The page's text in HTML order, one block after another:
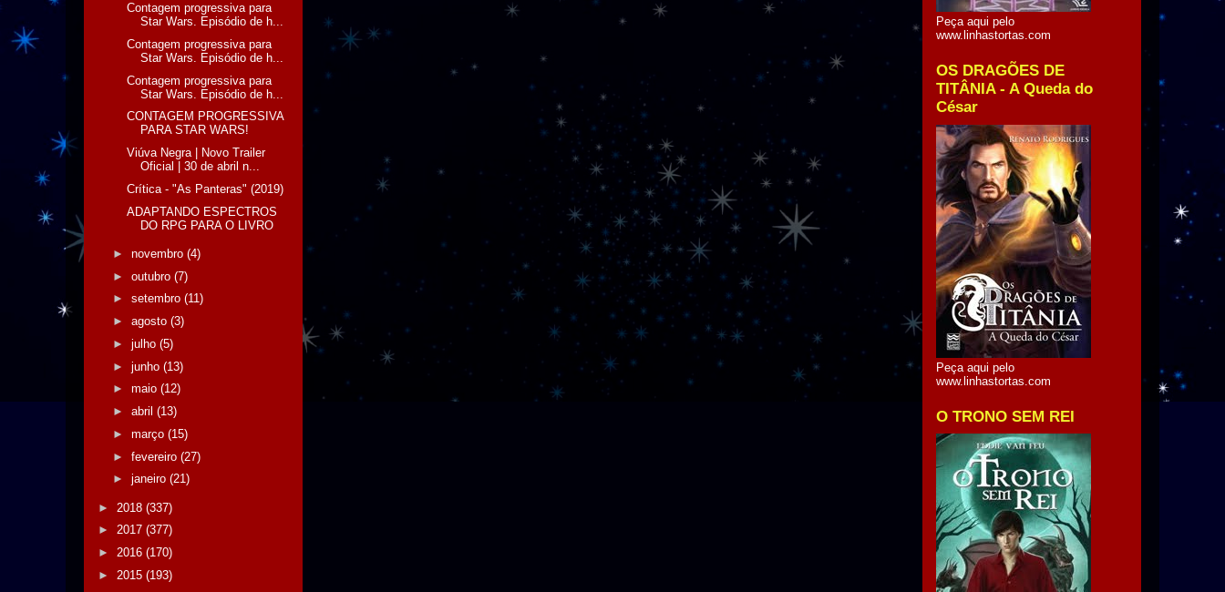
Contagem progressiva para
Star Wars. Episódio de h...
Contagem progressiva para
Star Wars. Episódio de h...
Contagem progressiva para
Star Wars. Episódio de h...
CONTAGEM PROGRESSIVA
PARA STAR WARS!
Viúva Negra | Novo Trailer
Oficial | 30 de abril n...
Crítica - "As Panteras" (2019)
ADAPTANDO ESPECTROS
DO RPG PARA O LIVRO
► novembro (4)
► outubro (7)
► setembro (11)
► agosto (3)
► julho (5)
► junho (13)
► maio (12)
► abril (13)
► março (15)
► fevereiro (27)
► janeiro (21)
► 2018 (337)
► 2017 (377)
► 2016 (170)
► 2015 (193)
Peça aqui pelo
www.linhastortas.com
OS DRAGÕES DE
TITÂNIA - A Queda do
César
Peça aqui pelo
www.linhastortas.com
O TRONO SEM REI